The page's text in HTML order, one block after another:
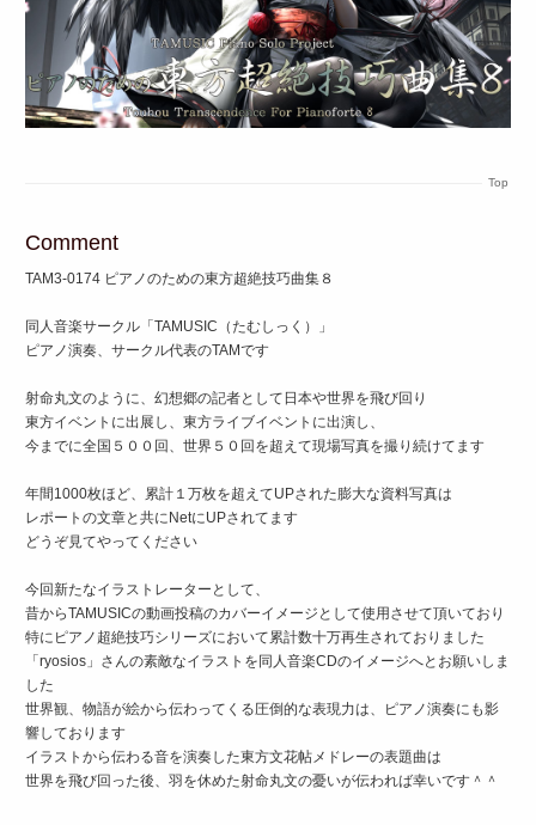
Top
Comment
TAM3-0174 ピアノのための東方超絶技巧曲集８
同人音楽サークル「TAMUSIC（たむしっく）」
ピアノ演奏、サークル代表のTAMです
射命丸文のように、幻想郷の記者として日本や世界を飛び回り
東方イベントに出展し、東方ライブイベントに出演し、
今までに全国５００回、世界５０回を超えて現場写真を撮り続けてます
年間1000枚ほど、累計１万枚を超えてUPされた膨大な資料写真は
レポートの文章と共にNetにUPされてます
どうぞ見てやってください
今回新たなイラストレーターとして、
昔からTAMUSICの動画投稿のカバーイメージとして使用させて頂いており
特にピアノ超絶技巧シリーズにおいて累計数十万再生されておりました
「ryosios」さんの素敵なイラストを同人音楽CDのイメージへとお願いしま
した
世界観、物語が絵から伝わってくる圧倒的な表現力は、ピアノ演奏にも影
響しております
イラストから伝わる音を演奏した東方文花帖メドレーの表題曲は
世界を飛び回った後、羽を休めた射命丸文の憂いが伝われば幸いです＾＾